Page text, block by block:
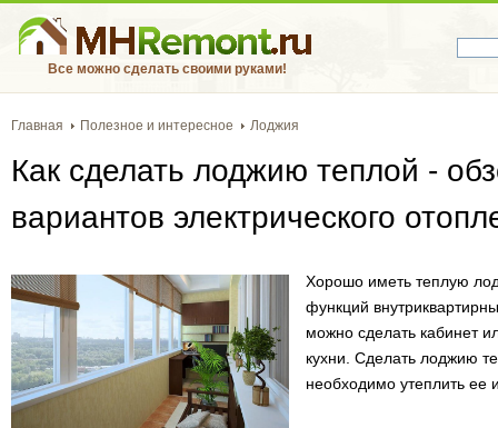
Все можно сделать своими руками!
Главная Полезное и интересное Лоджия
Как сделать лоджию теплой -
вариантов электрического
Хорошо иметь теплую
функций
можно сделать кабинет
кухни. Сделать лоджию
необходимо утеплить ее